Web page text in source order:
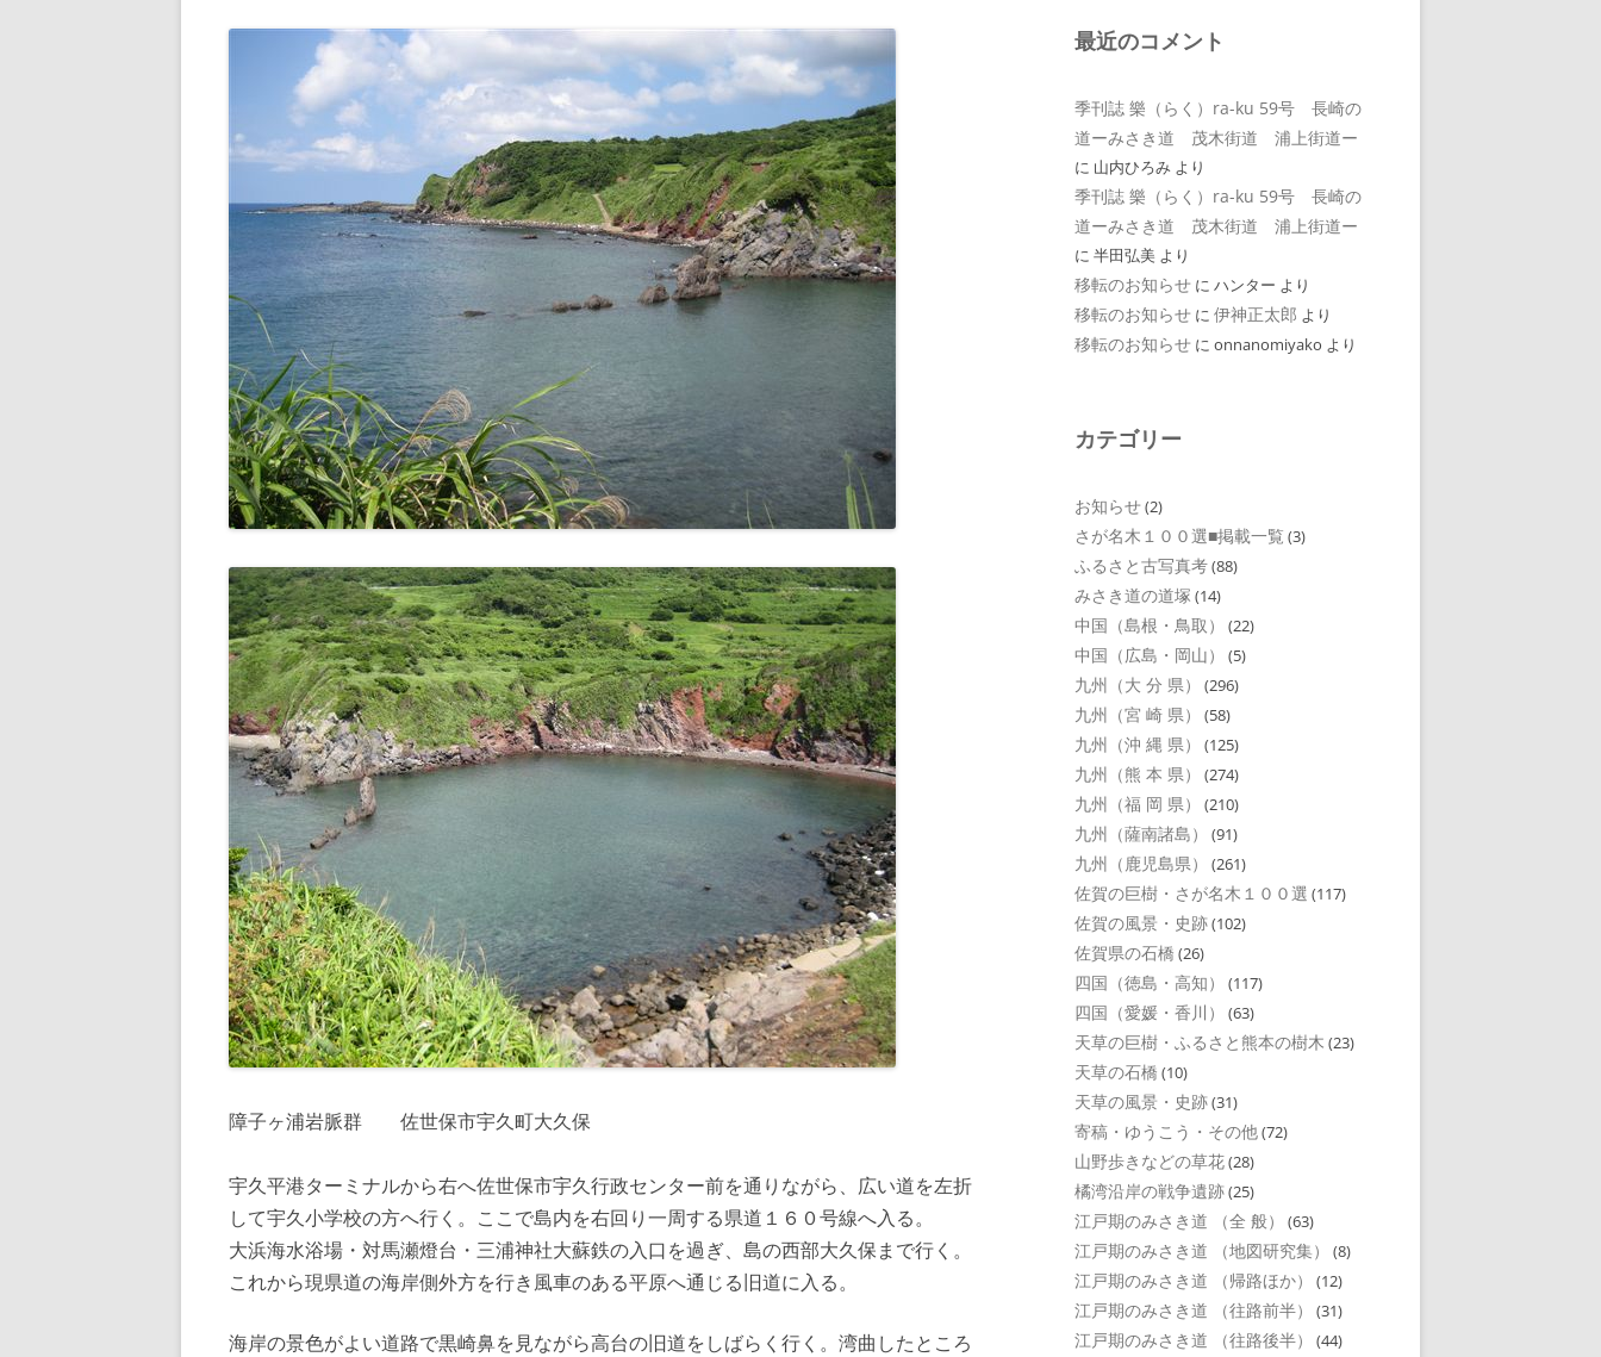
障子ヶ浦岩脈群 佐世保市宇久町大久保
宇久平港ターミナルから右へ佐世保市宇久行政センター前を通りながら、広い道を左折
して宇久小学校の方へ行く。ここで島内を右回り一周する県道１６０号線へ入る。
大浜海水浴場・対馬瀬燈台・三浦神社大蘇鉄の入口を過ぎ、島の西部大久保まで行く。
これから現県道の海岸側外方を行き風車のある平原へ通じる旧道に入る。
海岸の景色がよい道路で黒崎鼻を見ながら高台の旧道をしばらく行く。湾曲したところ
最近のコメント
季刊誌 樂（らく）ra-ku 59号 長崎の
道ーみさき道 茂木街道 浦上街道ー
に 山内ひろみ より
季刊誌 樂（らく）ra-ku 59号 長崎の
道ーみさき道 茂木街道 浦上街道ー
に 半田弘美 より
移転のお知らせ に ハンター より
移転のお知らせ に 伊神正太郎 より
移転のお知らせ に onnanomiyako より
カテゴリー
お知らせ(2)
さが名木１００選■掲載一覧 (3)
ふるさと古写真考(88)
みさき道の道塚 (14)
中国（島根・鳥取） (22)
中国（広島・岡山） (5)
九州（大 分 県） (296)
九州（宮 崎 県） (58)
九州（沖 縄 県） (125)
九州（熊 本 県） (274)
九州（福 岡 県） (210)
九州（薩南諸島） (91)
九州（鹿児島県） (261)
佐賀の巨樹・さが名木１００選 (117)
佐賀の風景・史跡(102)
佐賀県の石橋 (26)
四国（徳島・高知） (117)
四国（愛媛・香川） (63)
天草の巨樹・ふるさと熊本の樹木 (23)
天草の石橋 (10)
天草の風景・史跡(31)
寄稿・ゆうこう・その他(72)
山野歩きなどの草花(28)
橘湾沿岸の戦争遺跡(25)
江戸期のみさき道 （全 般） (63)
江戸期のみさき道 （地図研究集） (8)
江戸期のみさき道 （帰路ほか） (12)
江戸期のみさき道 （往路前半） (31)
江戸期のみさき道 （往路後半） (44)